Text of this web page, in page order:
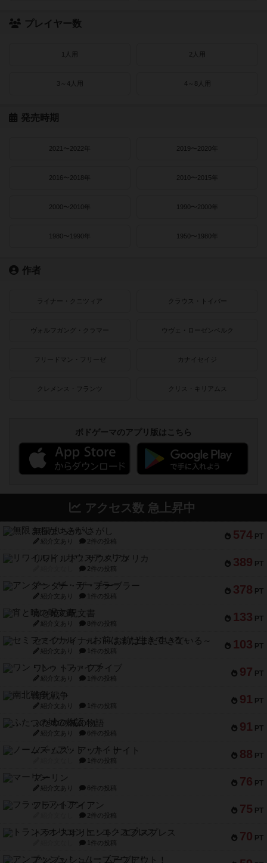
プレイヤー数
1人用 2人用
3～4人用 4～8人用
発売時期
2021〜2022年 2019〜2020年
2016〜2018年 2010〜2015年
2000〜2010年 1990〜2000年
1980〜1990年 1950〜1980年
作者
ライナー・クニツィア クラウス・トイバー
ヴォルフガング・クラマー ウヴェ・ローゼンベルク
フリードマン・フリーゼ カナイセイジ
クレメンス・フランツ クリス・キリアムス
ボドゲーマのアプリ版はこちら
アクセス数 急上昇中
574 PT
無限まちがいさがし
紹介文あり 2件の投稿
389 PT
リワイルド：サウスアメリカ
2件の投稿
378 PT
アンダー・ザ・テーブラー
紹介文あり 1件の投稿
133 PT
宵と暁の呪文書
紹介文あり 8件の投稿
103 PT
セミファイナル ～お前はまだ生きている～
紹介文あり 1件の投稿
97 PT
ワン・トゥ・ファイブ
紹介文あり 1件の投稿
91 PT
南北戦争
紹介文あり 1件の投稿
91 PT
ふたつの城の物語
紹介文あり 6件の投稿
88 PT
ノームズ・アット・ナイト
1件の投稿
76 PT
マーリン
紹介文あり 6件の投稿
75 PT
フラットアイアン
2件の投稿
70 PT
トランスオリエント・エクスプレス
1件の投稿
アンブッシュ！：ムーブアウト！